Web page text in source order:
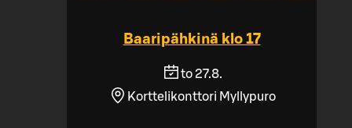
Baaripähkinä klo 17
to 27.8.
Korttelikonttori Myllypuro